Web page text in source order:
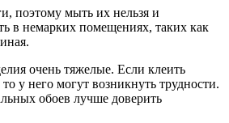
поэтому мыть их нельзя и
в немарких помещениях, таких как
очень тяжелые. Если клеить
у него могут возникнуть трудности.
обоев лучше доверить